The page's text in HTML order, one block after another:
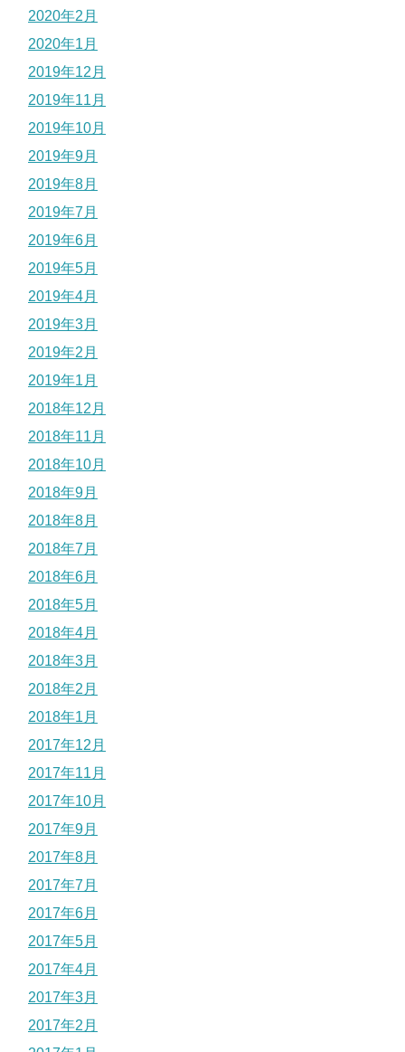
2020年2月
2020年1月
2019年12月
2019年11月
2019年10月
2019年9月
2019年8月
2019年7月
2019年6月
2019年5月
2019年4月
2019年3月
2019年2月
2019年1月
2018年12月
2018年11月
2018年10月
2018年9月
2018年8月
2018年7月
2018年6月
2018年5月
2018年4月
2018年3月
2018年2月
2018年1月
2017年12月
2017年11月
2017年10月
2017年9月
2017年8月
2017年7月
2017年6月
2017年5月
2017年4月
2017年3月
2017年2月